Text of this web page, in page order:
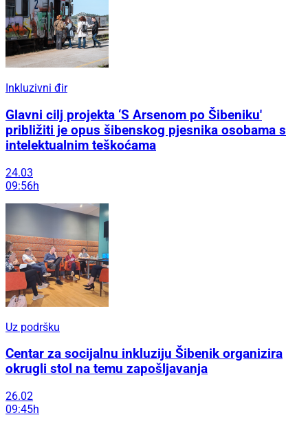
Inkluzivni đir
Glavni cilj projekta ‘S Arsenom po Šibeniku'
približiti je opus šibenskog pjesnika osobama s
intelektualnim teškoćama
24.03
09:56h
Uz podršku
Centar za socijalnu inkluziju Šibenik organizira
okrugli stol na temu zapošljavanja
26.02
09:45h